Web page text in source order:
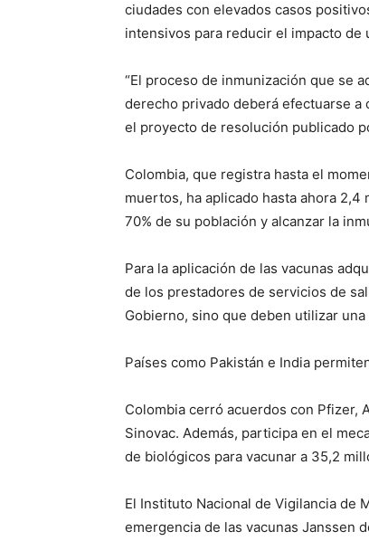
ciudades con elevados casos
intensivos para reducir el impacto de
“El proceso de inmunización que se
derecho privado deberá efectuarse a
el proyecto de resolución publicado
Colombia, que registra hasta el
muertos, ha aplicado hasta ahora
70% de su población y alcanzar la
Para la aplicación de las vacunas
de los prestadores de servicios de
Gobierno, sino que deben utilizar
Países como Pakistán e India
Colombia cerró acuerdos con Pfizer,
Sinovac. Además, participa en el
de biológicos para vacunar a 35,2
El Instituto Nacional de Vigilancia de
emergencia de las vacunas Janssen